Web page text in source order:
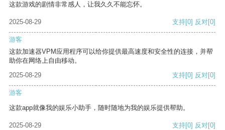
这款游戏的剧情非常感人，让我久久不能忘怀。
2025-08-29 支持[0] 反对[0]
游客
这款加速器VPM应用程序可以给你提供最高速度和安全性的连接，并帮
助你在网络上自由移动。
2025-08-29
支持[0] 反对[0]
游客
这款app就像我的娱乐小助手，随时随地为我的娱乐提供帮助。
2025-08-29 支持[0] 反对[0]